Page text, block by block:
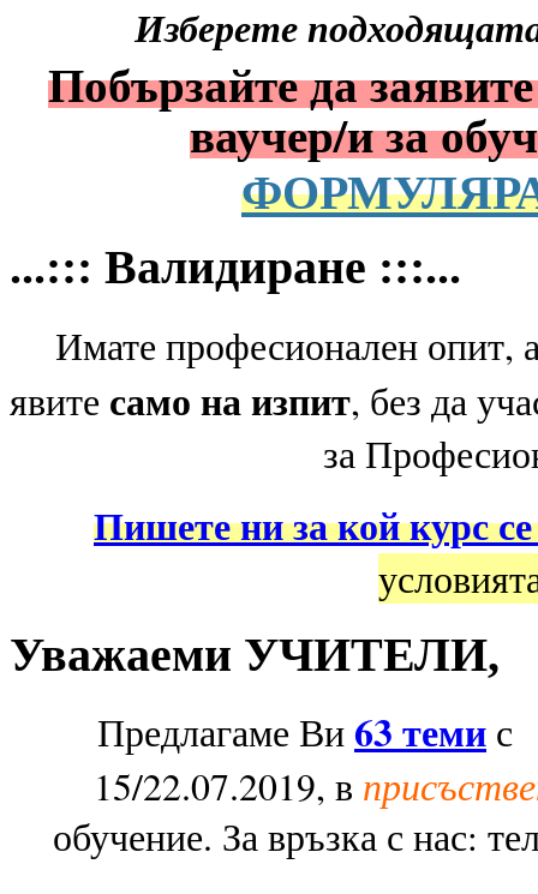
Изберете
Побързайте да
ваучер/и за
...::: Валидиране :::...
Имате професионален опит,
явите само на изпит, без да
за
Пишете ни за кой курс се
Уважаеми УЧИТЕЛИ,
Предлагаме Ви63 теми с
15/22.07.2019, в
обучение. За връзка с нас: